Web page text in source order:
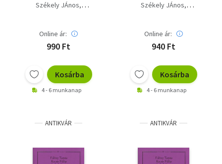
Székely JÁnos
Online ár:
990 Ft
Kosárba
4 - 6 munkanap
Székely JÁnos
Online ár:
940 Ft
Kosárba
4 - 6 munkanap
ANTIKVÁR ANTIKVÁR